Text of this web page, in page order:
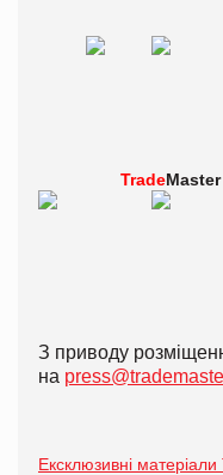
TradeMaster
З приводу
на
Ексклюзивні